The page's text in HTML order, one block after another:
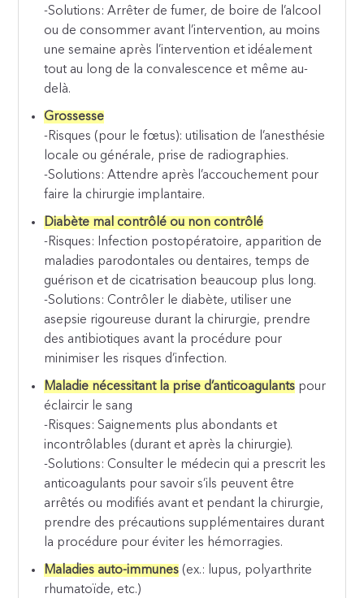
-Solutions: Arrêter de fumer, de boire de l’alcool
ou de consommer avant l’intervention, au moins
une semaine après l’intervention et idéalement
tout au long de la convalescence et même au-
delà.
Grossesse
-Risques (pour le fœtus): utilisation de l’anesthésie
locale ou générale, prise de radiographies.
-Solutions: Attendre après l’accouchement pour
faire la chirurgie implantaire.
Diabète mal contrôlé ou non contrôlé
-Risques: Infection postopératoire, apparition de
maladies parodontales ou dentaires, temps de
guérison et de cicatrisation beaucoup plus long.
-Solutions: Contrôler le diabète, utiliser une
asepsie rigoureuse durant la chirurgie, prendre
des antibiotiques avant la procédure pour
minimiser les risques d’infection.
Maladie nécessitant la prise d’anticoagulants pour
éclaircir le sang
-Risques: Saignements plus abondants et
incontrôlables (durant et après la chirurgie).
-Solutions: Consulter le médecin qui a prescrit les
anticoagulants pour savoir s’ils peuvent être
arrêtés ou modifiés avant et pendant la chirurgie,
prendre des précautions supplémentaires durant
la procédure pour éviter les hémorragies.
Maladies auto-immunes (ex.: lupus, polyarthrite
rhumatoïde, etc.)